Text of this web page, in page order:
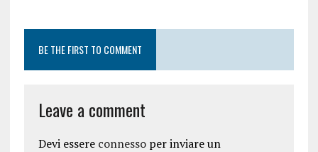
BE THE FIRST TO COMMENT
Leave a comment
Devi essere connessoper inviare un